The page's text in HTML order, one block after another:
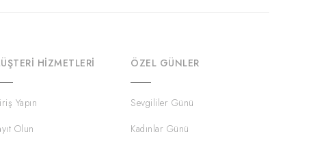
HIZMETLERI
Yapın
Olun
ÖZEL GÜNLER
Sevgililer Günü
Kadınlar Günü